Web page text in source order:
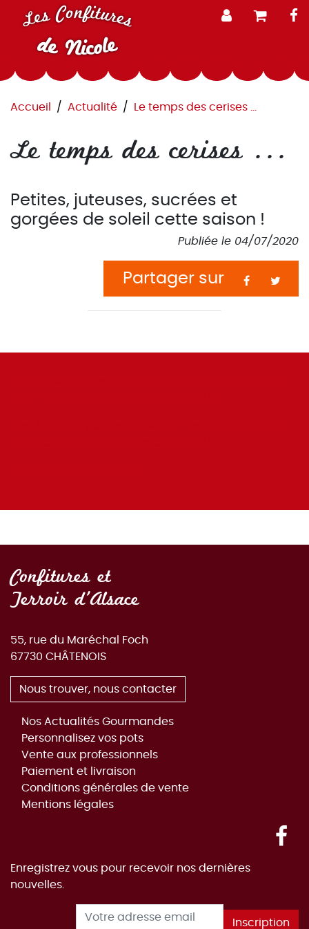
Aller au contenu
Les Confitures
de Nicole
Accueil Actualité Le temps des cerises ...
Le temps des cerises ...
Petites, juteuses, sucrées et
gorgées de soleil cette saison !
Publiée le 04/07/2020
Partager sur Facebook
Confitures et
Terroir d'Alsace
55, rue du Maréchal Foch
67730 CHÂTENOIS
Nous trouver, nous contacter
Nos Actualités Gourmandes
Personnalisez vos pots
Vente aux professionnels
Paiement et livraison
Conditions générales de vente
Mentions légales
Enregistrez vous pour recevoir nos dernières
nouvelles.
Adresse e-mail
Inscription